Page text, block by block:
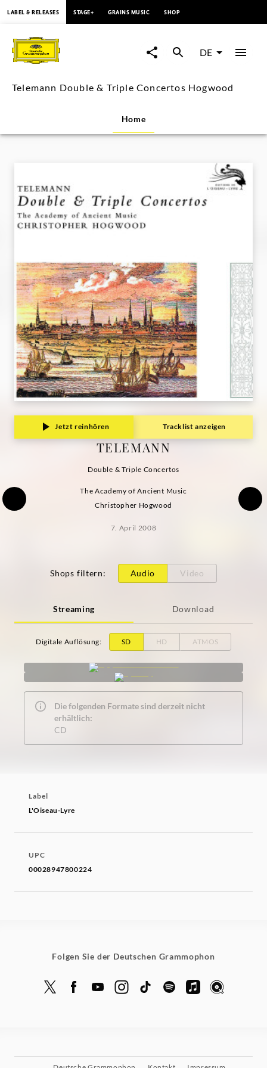
Telemann
Double
&
Concertos
Deutsche
Grammophon
LABEL & RELEASES STAGE+ GRAINS MUSIC SHOP
DE
Telemann Double & Triple Concertos Hogwood
Home
Jetzt reinhören Tracklist anzeigen
TELEMANN
Double & Triple Concertos
The Academy of Ancient Music
Christopher Hogwood
7. April 2008
Shops filtern: Audio Video
Streaming Download
Digitale Auflösung: SD HD ATMOS
Die folgenden Formate sind derzeit nicht
erhältlich:
CD
Label
L'Oiseau-Lyre
UPC
00028947800224
Folgen Sie der Deutschen Grammophon